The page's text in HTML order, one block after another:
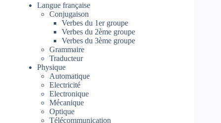
Langue française
Conjugaison
Verbes du 1er groupe
Verbes du 2ème groupe
Verbes du 3ème groupe
Grammaire
Traducteur
Physique
Automatique
Electricité
Electronique
Mécanique
Optique
Télécommunication